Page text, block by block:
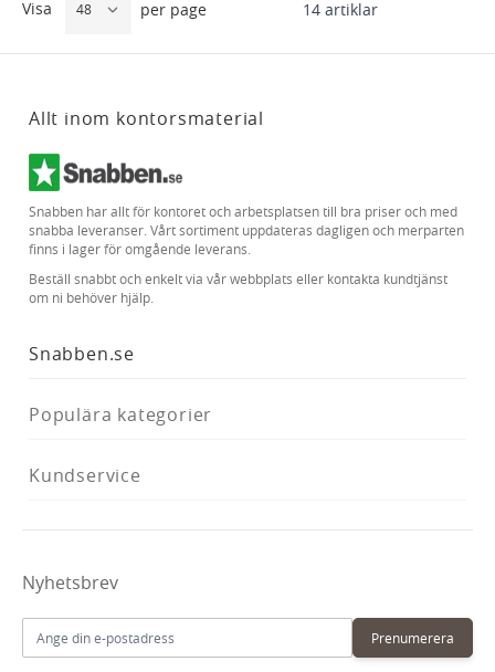
14artiklar
Visa per page
Allt inom kontorsmaterial
Snabben har allt för kontoret och arbetsplatsen till bra priser och med
snabba leveranser. Vårt sortiment uppdateras dagligen och merparten
finns i lager för omgående leverans.
Beställ snabbt och enkelt via vår webbplats eller kontakta kundtjänst
om ni behöver hjälp.
Snabben.se
Populära kategorier
Kundservice
Nyhetsbrev
Prenumerera